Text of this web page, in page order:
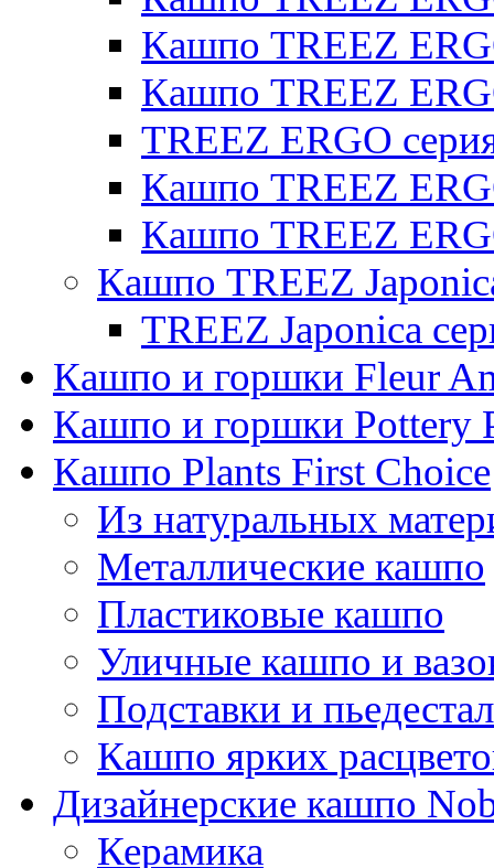
Кашпо TREEZ
Кашпо TREEZ
TREEZ ERGO
Кашпо TREEZ
Кашпо TREEZ
Кашпо TREEZ
TREEZ Japonica
Кашпо и горшки Fleur
Кашпо и горшки Pottery
Кашпо Plants First Choice
Из натуральных
Металлические кашпо
Пластиковые кашпо
Уличные кашпо и
Подставки и
Кашпо ярких
Дизайнерские кашпо
Керамика